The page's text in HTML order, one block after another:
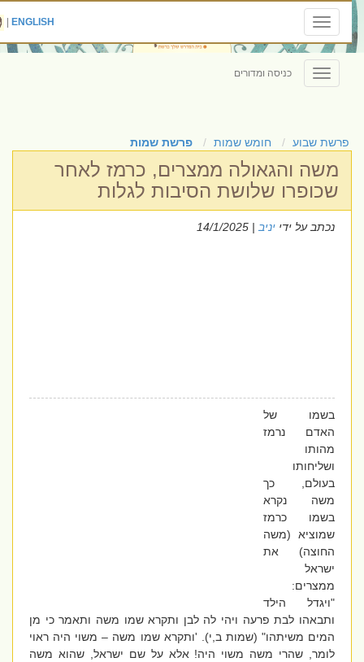
Toggle
navigation
ENGLISH
|
Toggle
navigation
כניסה ומדורים
פרשת שבוע חומש שמות פרשת שמות
משה והגאולה ממצרים, כרמז לאחר
שכופרו שלושת הסיבות לגלות
נכתב על ידייניב| 14/1/2025
בשמו של
האדם נרמז
מהותו
ושליחותו
בעולם, כך
משה נקרא
בשמו כרמז
שמוציא (משה
החוצה) את
ישראל
ממצרים:
"ויגדל הילד
ותבאהו לבת פרעה ויהי לה לבן ותקרא שמו משה ותאמר כי מן
המים משיתהו" (שמות ב,י). 'ותקרא שמו משה – משוי היה ראוי
לומר, שהרי משה משוי היה! אלא על שם ישראל, שהוא משה